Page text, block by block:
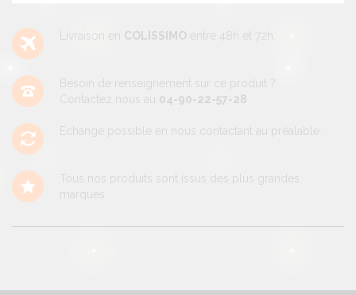
Livraison en COLISSIMO entre 48h et 72h.
Besoin de renseignement sur ce produit ?
Contactez nous au 04-90-22-57-28
Echange possible en nous contactant au préalable.
Tous nos produits sont issus des plus grandes
marques.